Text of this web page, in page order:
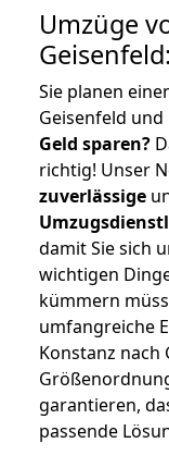
Umzüge
Sie planen
Geisenfeld
Geld sparen?
richtig! Unser
zuverlässige
damit Sie sich
wichtigen
kümmern
umfangreiche
Konstanz nach
garantieren,
passende